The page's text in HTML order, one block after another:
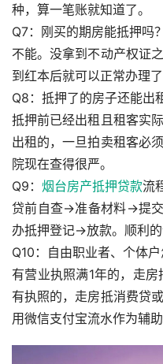
种，算一笔账就知道了。
Q7：刚买的期房能抵押吗？
不能。没拿到不动产权证
到红本后就可以正常办理了
Q8：抵押了的房子还能出
抵押前已经出租且租客实
出租的，一旦拍卖租客必
院现在查得很严。
Q9： 烟台房产抵押贷款流
贷前自查→准备材料→提
办抵押登记→放款。顺利
Q10：自由职业者、个体户
有营业执照满1年的，走
有执照的，走房抵消费贷
用微信支付宝流水作为辅助